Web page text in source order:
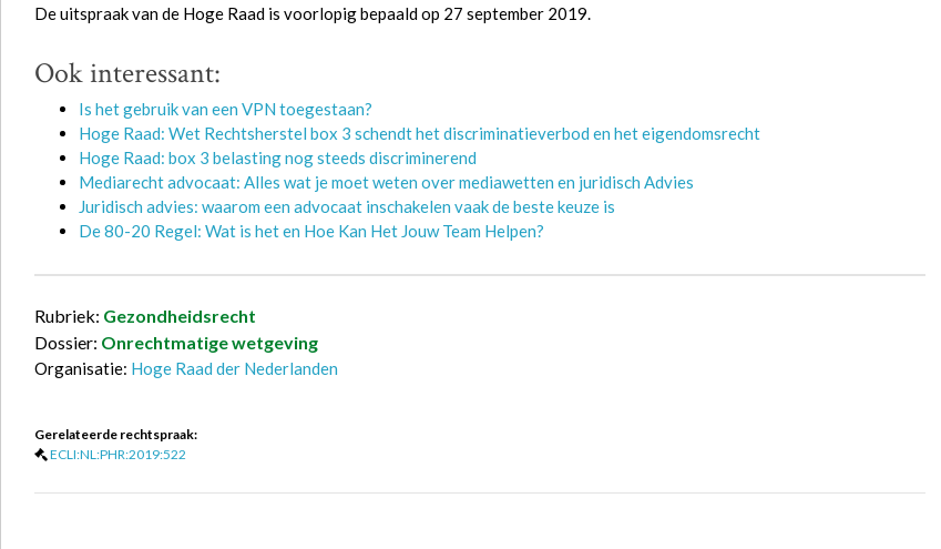
De uitspraak van de Hoge Raad is voorlopig bepaald op 27 september 2019.
Ook interessant:
Is het gebruik van een VPN toegestaan?
Hoge Raad: Wet Rechtsherstel box 3 schendt het discriminatieverbod en het eigendomsrecht
Hoge Raad: box 3 belasting nog steeds discriminerend
Mediarecht advocaat: Alles wat je moet weten over mediawetten en juridisch Advies
Juridisch advies: waarom een advocaat inschakelen vaak de beste keuze is
De 80-20 Regel: Wat is het en Hoe Kan Het Jouw Team Helpen?
Rubriek: Gezondheidsrecht
Dossier: Onrechtmatige wetgeving
Organisatie: Hoge Raad der Nederlanden
Gerelateerde rechtspraak:
ECLI:NL:PHR:2019:522